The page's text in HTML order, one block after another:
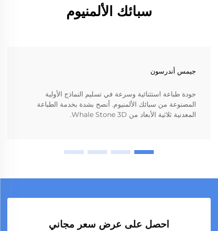
سبائك الألمنيوم
جيمس أندرسون
جودة طباعة استثنائية وسرعة في تسليم النماذج الأولية
المصنوعة من سبائك الألمنيوم. أنصح بشدة بخدمة الطباعة
المعدنية ثلاثية الأبعاد من Whale Stone 3D.
احصل على عرض سعر مجاني